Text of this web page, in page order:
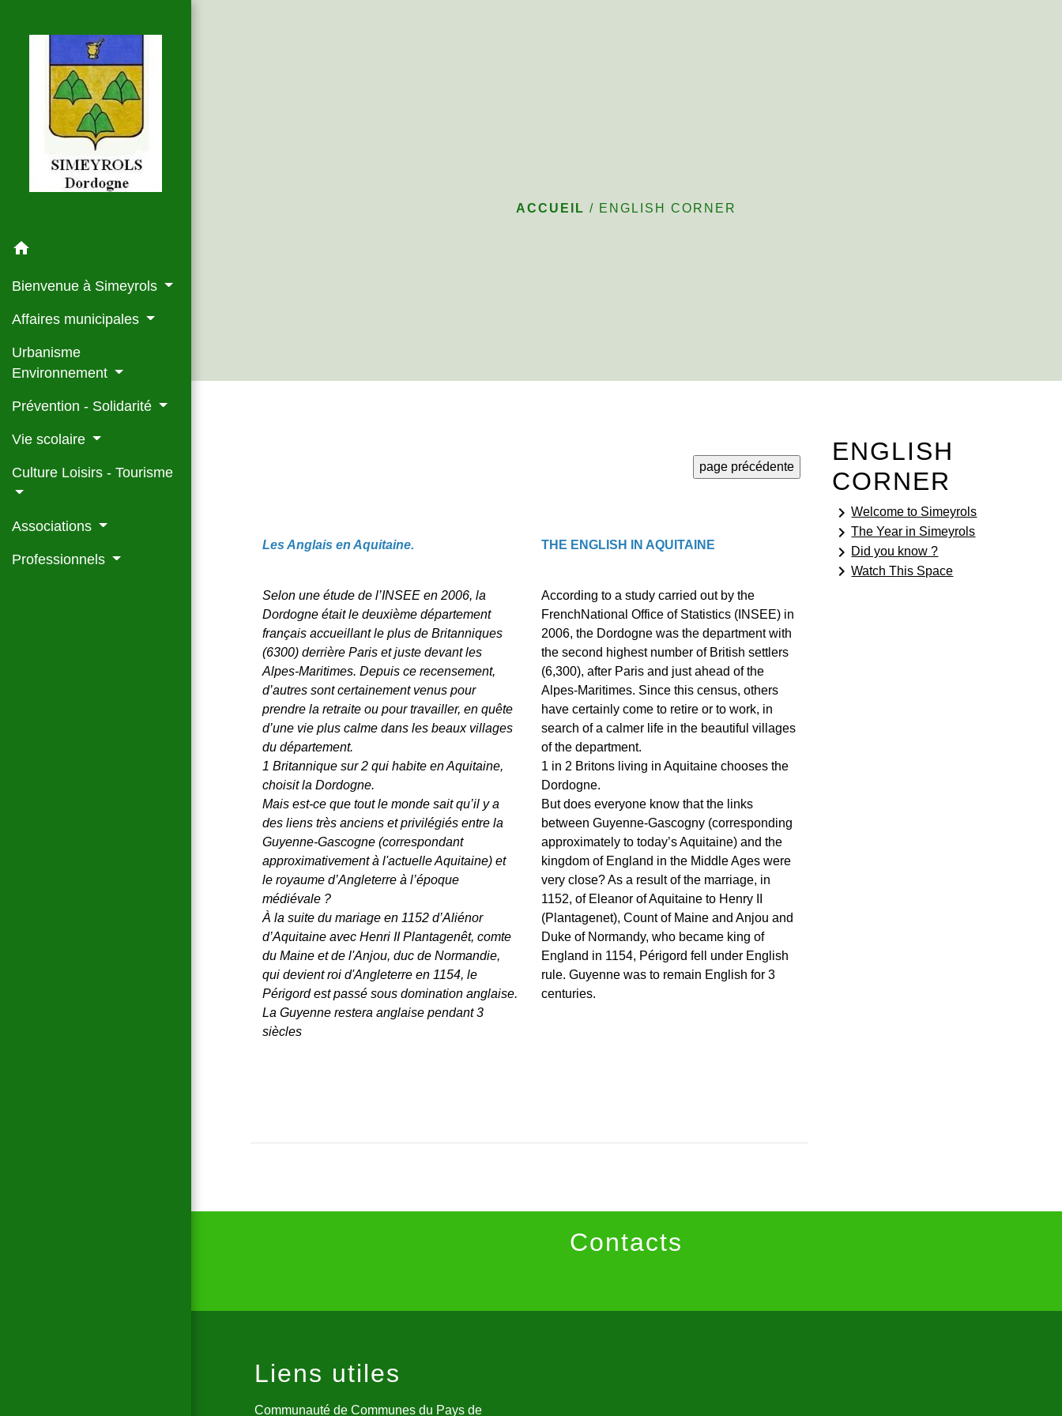
home
Bienvenue à Simeyrols
Affaires municipales
Urbanisme
Environnement
Prévention - Solidarité
Vie scolaire
Culture Loisirs - Tourisme
Associations
Professionnels
ACCUEIL / ENGLISH CORNER
Les Anglais en Aquitaine.
Selon une étude de l’INSEE en 2006, la
Dordogne était le deuxième département
français accueillant le plus de Britanniques
(6300) derrière Paris et juste devant les
Alpes-Maritimes. Depuis ce recensement,
d’autres sont certainement venus pour
prendre la retraite ou pour travailler, en quête
d’une vie plus calme dans les beaux villages
du département.
1 Britannique sur 2 qui habite en Aquitaine,
choisit la Dordogne.
Mais est-ce que tout le monde sait qu’il y a
des liens très anciens et privilégiés entre la
Guyenne-Gascogne (correspondant
approximativement à l'actuelle Aquitaine) et
le royaume d’Angleterre à l’époque
médiévale ?
À la suite du mariage en 1152 d’Aliénor
d’Aquitaine avec Henri II Plantagenêt, comte
du Maine et de l'Anjou, duc de Normandie,
qui devient roi d'Angleterre en 1154, le
Périgord est passé sous domination anglaise.
La Guyenne restera anglaise pendant 3
siècles
THE ENGLISH IN AQUITAINE
According to a study carried out by the
FrenchNational Office of Statistics (INSEE) in
2006, the Dordogne was the department with
the second highest number of British settlers
(6,300), after Paris and just ahead of the
Alpes-Maritimes. Since this census, others
have certainly come to retire or to work, in
search of a calmer life in the beautiful villages
of the department.
1 in 2 Britons living in Aquitaine chooses the
Dordogne.
But does everyone know that the links
between Guyenne-Gascogny (corresponding
approximately to today’s Aquitaine) and the
kingdom of England in the Middle Ages were
very close? As a result of the marriage, in
1152, of Eleanor of Aquitaine to Henry II
(Plantagenet), Count of Maine and Anjou and
Duke of Normandy, who became king of
England in 1154, Périgord fell under English
rule. Guyenne was to remain English for 3
centuries.
ENGLISH
CORNER
keyboard_arrow_rightWelcome to Simeyrols
keyboard_arrow_rightThe Year in Simeyrols
keyboard_arrow_rightDid you know ?
keyboard_arrow_rightWatch This Space
Contacts
Liens utiles
Communauté de Communes du Pays de